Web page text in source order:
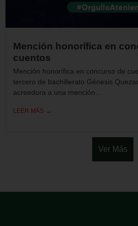
Mención honorífica en
cuentos
Mención honorífica en concurso de
tercero de bachillerato Génesis
acreedora a una mención...
LEER MÁS →
Ver Más